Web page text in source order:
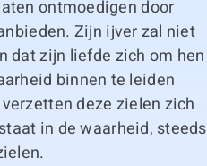
ontmoedigen door
Zijn ijver zal niet
dat zijn liefde zich om hen
binnen te leiden
deze zielen zich
in de waarheid, steeds